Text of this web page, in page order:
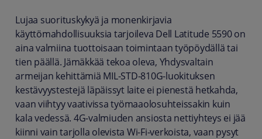
Lujaa suorituskykyä ja monenkirjavia
käyttömahdollisuuksia tarjoileva Dell Latitude 5590 on
aina valmiina tuottoisaan toimintaan työpöydällä tai
tien päällä. Jämäkkää tekoa oleva, Yhdysvaltain
armeijan kehittämiä MIL-STD-810G-luokituksen
kestävyystestejä läpäissyt laite ei pienestä hetkahda,
vaan viihtyy vaativissa työmaaolosuhteissakin kuin
kala vedessä. 4G-valmiuden ansiosta nettiyhteys ei jää
kiinni vain tarjolla olevista Wi-Fi-verkoista, vaan pysyt